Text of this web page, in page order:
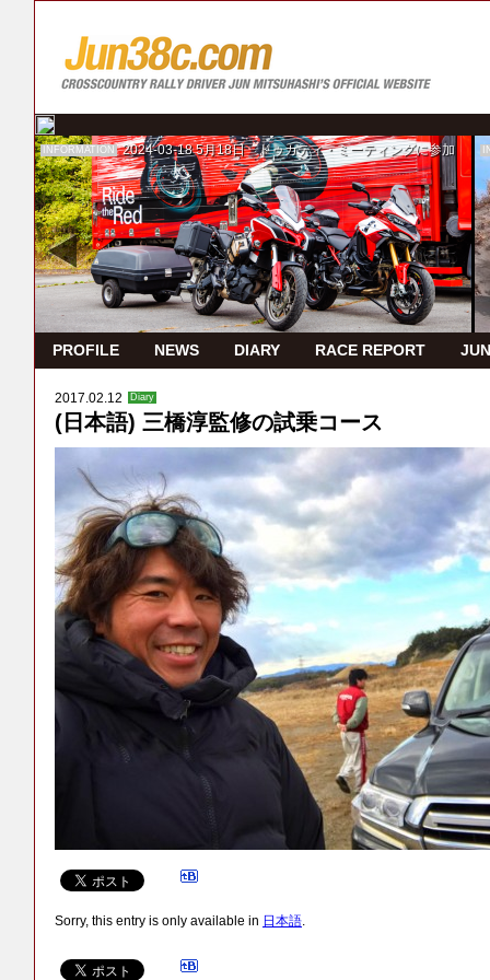
INFORMATION 2024-03-18 5月18日 ドゥカティ・ミーティングに参加
PROFILE NEWS DIARY RACE REPORT
2017.02.12 Diary
(日本語) 三橋淳監修の試乗コース
Sorry, this entry is only available in 日本語.